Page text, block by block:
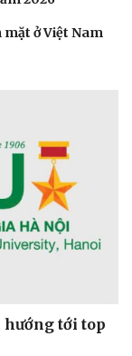
ở Việt Nam
hướng tới top